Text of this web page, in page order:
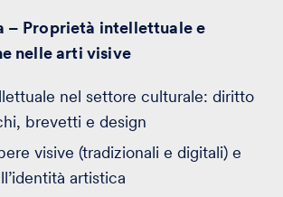
– Proprietà intellettuale e
nelle arti visive
nel settore culturale: diritto
brevetti e design
visive (tradizionali e digitali) e
artistica